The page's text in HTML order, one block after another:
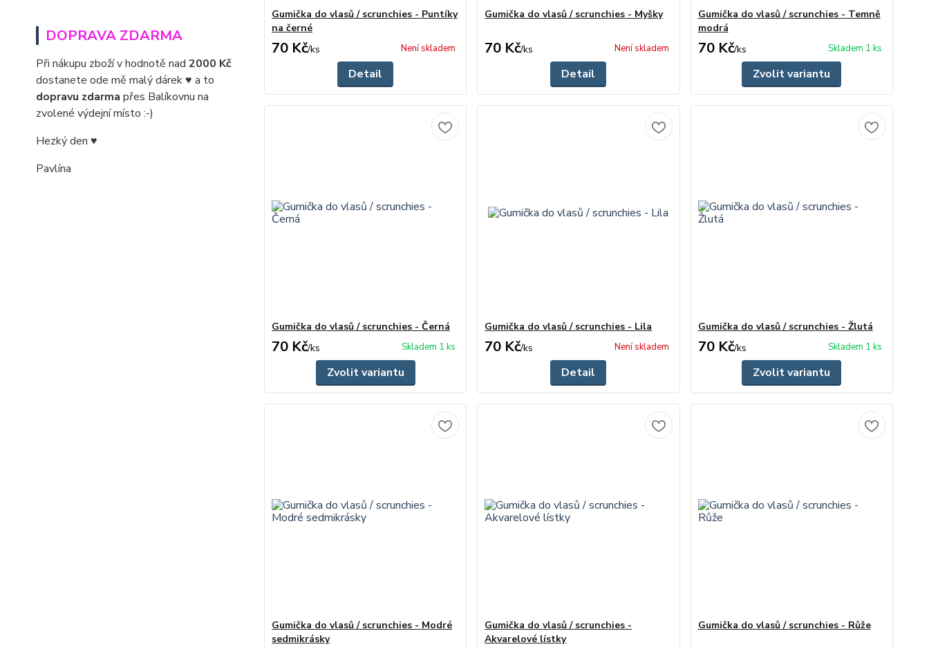
DOPRAVA ZDARMA
Při nákupu zboží v hodnotě nad 2000 Kč
dostanete ode mě malý dárek ♥ a to
dopravu zdarma přes Balíkovnu na
zvolené výdejní místo :-)
Hezký den ♥
Pavlína
Gumička do vlasů / scrunchies - Puntíky
na černé
70 Kč/ks Není skladem
Detail
Gumička do vlasů / scrunchies - Myšky
70 Kč/ks Není skladem
Detail
Gumička do vlasů / scrunchies - Temně
modrá
70 Kč/ks Skladem 1 ks
Zvolit variantu
Gumička do vlasů / scrunchies - Černá
70 Kč/ks Skladem 1 ks
Zvolit variantu
Gumička do vlasů / scrunchies - Lila
70 Kč/ks Není skladem
Detail
Gumička do vlasů / scrunchies - Žlutá
70 Kč/ks Skladem 1 ks
Zvolit variantu
Gumička do vlasů / scrunchies - Modré
sedmikrásky
Gumička do vlasů / scrunchies -
Akvarelové lístky
Gumička do vlasů / scrunchies - Růže